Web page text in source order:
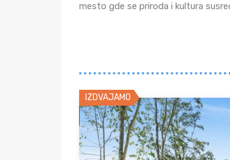
mesto gde se priroda i kultura
IZDVAJAMO